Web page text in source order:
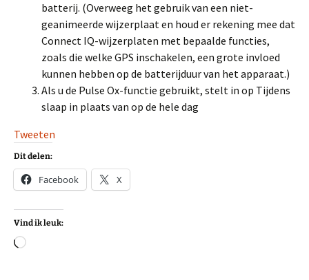
batterij. (Overweeg het gebruik van een niet-
geanimeerde wijzerplaat en houd er rekening mee dat
Connect IQ-wijzerplaten met bepaalde functies,
zoals die welke GPS inschakelen, een grote invloed
kunnen hebben op de batterijduur van het apparaat.)
Als u de Pulse Ox-functie gebruikt, stelt in op Tijdens
slaap in plaats van op de hele dag
Tweeten
Dit delen:
Facebook X
Vind ik leuk:
Aan